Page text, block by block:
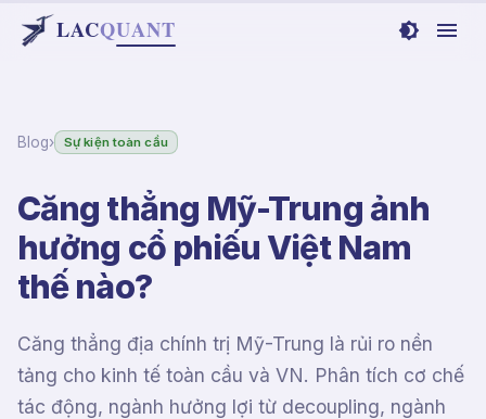
LACQUANT
Blog› Sự kiện toàn cầu
Căng thẳng Mỹ-Trung ảnh
hưởng cổ phiếu Việt Nam
thế nào?
Căng thẳng địa chính trị Mỹ-Trung là rủi ro nền
tảng cho kinh tế toàn cầu và VN. Phân tích cơ chế
tác động, ngành hưởng lợi từ decoupling, ngành